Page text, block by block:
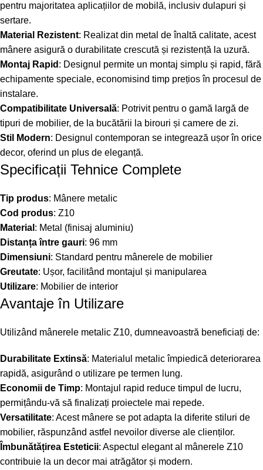
pentru majoritatea aplicațiilor de mobilă, inclusiv dulapuri și
sertare.
Material Rezistent: Realizat din metal de înaltă calitate, acest
mânere asigură o durabilitate crescută și rezistență la uzură.
Montaj Rapid : Designul permite un montaj simplu și rapid, fără
echipamente speciale, economisind timp prețios în procesul de
instalare.
Compatibilitate Universală: Potrivit pentru o gamă largă de
tipuri de mobilier, de la bucătării la birouri și camere de zi.
Stil Modern: Designul contemporan se integrează ușor în orice
decor, oferind un plus de eleganță.
Specificații Tehnice Complete
Tip produs: Mânere metalic
Cod produs: Z10
Material : Metal (finisaj aluminiu)
Distanța între gauri: 96 mm
Dimensiuni: Standard pentru mânerele de mobilier
Greutate: Ușor, facilitând montajul și manipularea
Utilizare: Mobilier de interior
Avantaje în Utilizare
Utilizând mânerele metalic Z10, dumneavoastră beneficiați de:
Durabilitate Extinsă: Materialul metalic împiedică deteriorarea
rapidă, asigurând o utilizare pe termen lung.
Economii de Timp: Montajul rapid reduce timpul de lucru,
permițându-vă să finalizați proiectele mai repede.
Versatilitate: Acest mânere se pot adapta la diferite stiluri de
mobilier, răspunzând astfel nevoilor diverse ale clienților.
Îmbunătățirea Esteticii: Aspectul elegant al mânerele Z10
contribuie la un decor mai atrăgător și modern.